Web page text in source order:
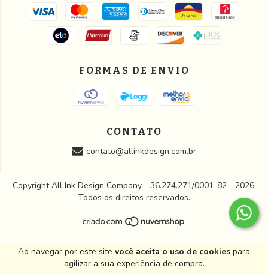
Ao navegar por este site você aceita o uso de cookies para
agilizar a sua experiência de compra.
FORMAS DE ENVIO
CONTATO
contato@allinkdesign.com.br
Copyright All Ink Design Company - 36.274.271/0001-82 - 2026.
Todos os direitos reservados.